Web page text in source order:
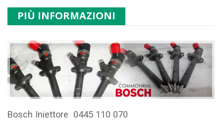
PIÙ INFORMAZIONI
Bosch Iniettore 0445 110 070